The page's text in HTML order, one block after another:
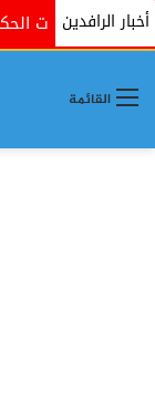
أخبار الرافدين
القوات
القائمة